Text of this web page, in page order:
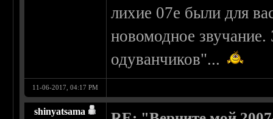
лихие 07е были для
новомодное
одуванчиков"...
11-06-2017, 04:17 PM
shinyatsama